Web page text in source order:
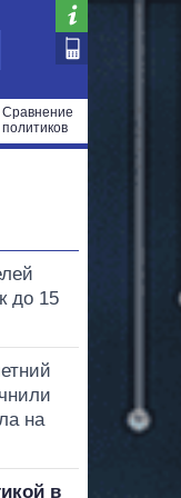
Сравнение
политиков
до 15
на
в